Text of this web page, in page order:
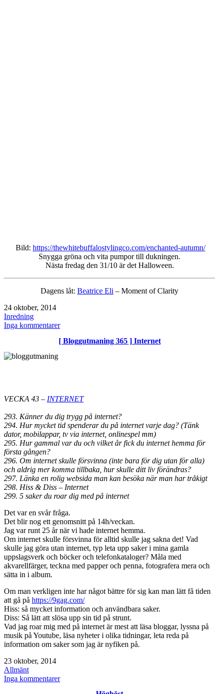
Bild: https://thewhitebuffalostylingco.com/enchanted-autumn/
Snygga gröna och vita pumpor till dukningen.
Nästa fredag den 31/10 är det Halloween.
Dagens låt: Beatrice Eli – Moment of Clarity
Publicerat
den
24 oktober, 2014
Kategoriserat
som
Inredning
Inga kommentarertill
Boughs
[ Bloggutmaning 365 ] Internet
VECKA 43 – INTERNET
293. Känner du dig trygg på internet?
294. Hur mycket tid spenderar du på internet varje dag? (Tänk
dator, mobilappar, tv via internet, onlinespel mm)
295. Hur gammal var du och vilket år fick du internet hemma för
första gången?
296. Om internet skulle försvinna (inte bara för dig utan för alla)
och aldrig mer komma tillbaka, hur skulle ditt liv förändras?
297. Länka en rolig websida man kan besöka när man har tråkigt
298. Hiss & Diss – Internet
299. 5 saker du roar dig med på internet
Det var en svår fråga.
Det blir nog ett genomsnitt på 14h/veckan.
Jag var runt 25 år när vi hade internet hemma.
Om internet skulle försvinna för alltid skulle jag sakna det! Vad
skulle jag göra utan internet, typ leta upp saker i mina gamla
uppslagsverk och böcker och telefonkataloger? Måla med
akvarellfärger, teckna med papper och penna, fotografera mera och
sätta in i album.
Om man verkligen inte har något bättre för sig kan man lätt få tiden
att gå på https://9gag.com/
Hiss: så mycket information och användbara saker.
Diss: Så lätt att slösa upp sin tid på strunt.
Vad jag roar mig med på internet är mest att läsa bloggar, lyssna på
musik på Youtube, läsa nyheter i olika tidningar, leta reda på
information om saker som jag är nyfiken på.
Publicerat
den
23 oktober, 2014
Kategoriserat
som
Allmänt
Inga kommentarertill